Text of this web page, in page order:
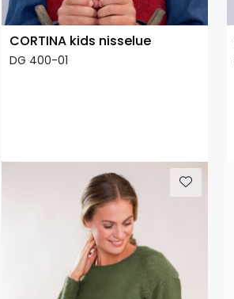
CORTINA kids nisselue
DG 400-01